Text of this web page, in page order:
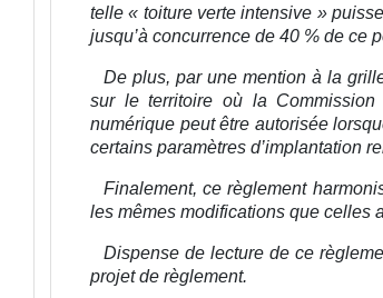
telle « toiture verte intensive »
jusqu’à concurrence de 40 % de ce
De plus, par une mention à la
sur le territoire où la Commission
numérique peut être autorisée
certains paramètres d’implantation
Finalement, ce règlement
les mêmes modifications que celles
Dispense de lecture de ce
projet de règlement.